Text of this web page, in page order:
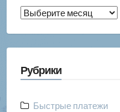
Архив
Рубрики
Быстрые платежи